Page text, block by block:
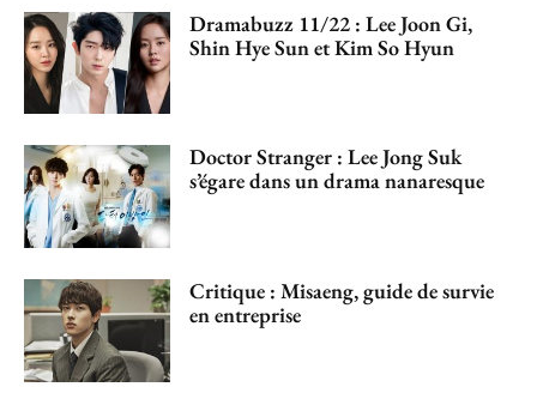
Dramabuzz 11/22 : Lee Joon Gi,
Shin Hye Sun et Kim So Hyun
Doctor Stranger : Lee Jong Suk
s’égare dans un drama nanaresque
Critique : Misaeng, guide de survie
en entreprise